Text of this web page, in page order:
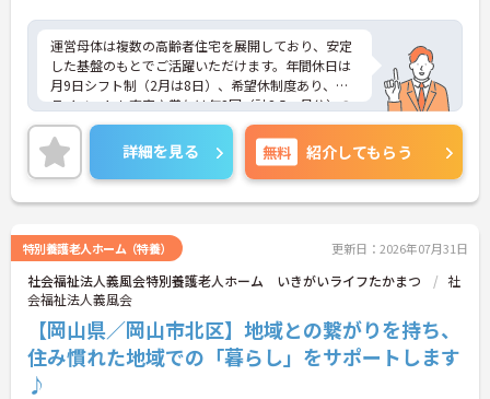
に活用したい方
運営母体は複数の高齢者住宅を展開しており、安定
した基盤のもとでご活躍いただけます。年間休日は
月9日シフト制（2月は8日）、希望休制度あり、プ
ライベートも充実♪賞与は年2回（計2.5ヶ月分）の
実績があり、頑張りが評価される環境です。社員給
食（食事補助手当5,600円支給）や育児給付金制度
（最大10万円支給）など、福利厚生も魅力。社内研
修や資格取得支援制度（対象資格の取得費用を最大
10万円まで補助）も整っており、スキルアップを目
など、さらに詳細をお話ししますのでお気軽にご相
談ください！
詳細を見る 無料 紹介してもらう
特別養護老人ホーム（特養） 更新日：2026年07月31日
社会福祉法人義風会特別養護老人ホーム いきがいライフたかまつ
社
会福祉法人義風会
【岡山県／岡山市北区】地域との繋がりを持ち、
住み慣れた地域での「暮らし」をサポートします
♪